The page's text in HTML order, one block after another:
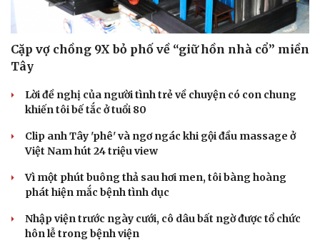
Cặp vợ chồng 9X bỏ phố về “giữ hồn nhà cổ” miền
Tây
Lời đề nghị của người tình trẻ về chuyện có con chung
khiến tôi bế tắc ở tuổi 80
Clip anh Tây 'phê' và ngơ ngác khi gội đầu massage ở
Việt Nam hút 24 triệu view
Vì một phút buông thả sau hơi men, tôi bàng hoàng
phát hiện mắc bệnh tình dục
Nhập viện trước ngày cưới, cô dâu bất ngờ được tổ chức
hôn lễ trong bệnh viện